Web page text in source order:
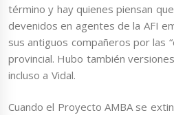
término y hay quienes piensan
devenidos en agentes de la AFI
sus antiguos compañeros por las
provincial. Hubo también
incluso a Vidal.
Cuando el Proyecto AMBA se